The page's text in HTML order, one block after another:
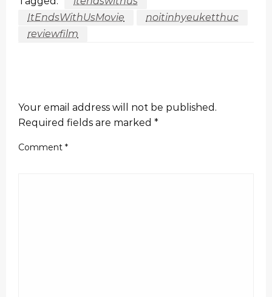
ItEndsWithUsMovie
noitinhyeuketthuc
reviewfilm
Your email address will not be published.
Required fields are marked *
Comment *